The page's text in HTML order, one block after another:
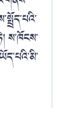
ས་ཁོངས་